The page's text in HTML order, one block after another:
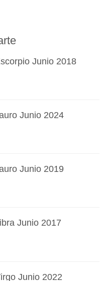
Junio 2018
Junio 2024
Junio 2019
Junio 2017
Junio 2022